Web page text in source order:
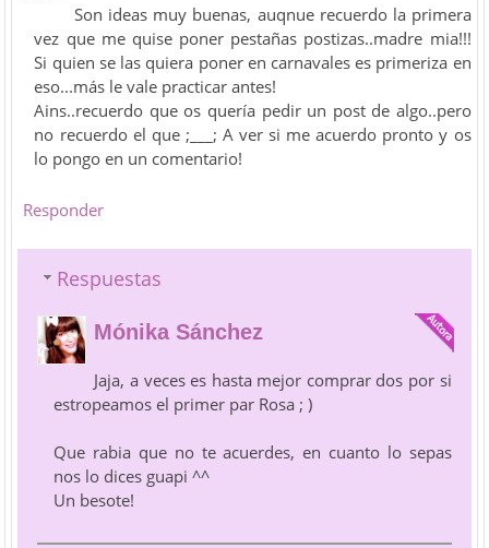
Son ideas muy buenas, auqnue recuerdo la primera
vez que me quise poner pestañas postizas..madre mia!!!
Si quien se las quiera poner en carnavales es primeriza en
eso...más le vale practicar antes!
Ains..recuerdo que os quería pedir un post de algo..pero
no recuerdo el que ;___; A ver si me acuerdo pronto y os
lo pongo en un comentario!
Responder
Respuestas
Mónika Sánchez
Jaja, a veces es hasta mejor comprar dos por si
estropeamos el primer par Rosa ; )
Que rabia que no te acuerdes, en cuanto lo sepas
nos lo dices guapi ^^
Un besote!